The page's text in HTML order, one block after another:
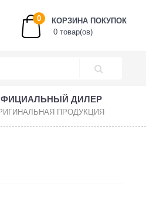
0
КОРЗИНА ПОКУПОК
0 товар(ов)
ДИЛЕР
ПРОДУКЦИЯ